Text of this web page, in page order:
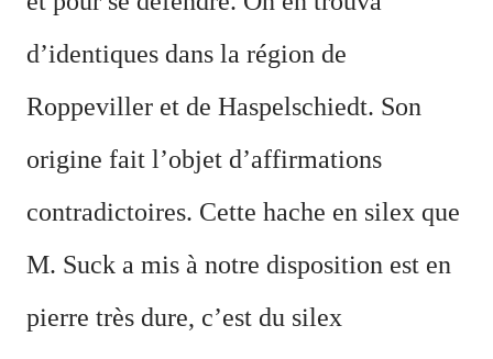
d’identiques dans la région de
Roppeviller et de Haspelschiedt. Son
origine fait l’objet d’affirmations
contradictoires. Cette hache en silex que
M. Suck a mis à notre disposition est en
pierre très dure, c’est du silex